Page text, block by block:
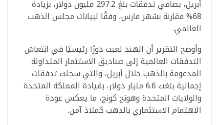
أبريل، بصافي تدفقات بلغ 297.2 مليون دولار، بزيادة
68% مقارنة بشهر مارس، وفقًا لبيانات مجلس الذهب
العالمي.
وأوضح التقرير أن الهند لعبت دورًا رئيسيًا في انتعاش
التدفقات العالمية إلى صناديق الاستثمار المتداولة
المدعومة بالذهب خلال أبريل، والتي سجلت تدفقات
إجمالية بلغت 6.6 مليار دولار، بقيادة المملكة المتحدة
والولايات المتحدة وهونج كونج، ما يعكس عودة
الاهتمام الاستثماري بالذهب كملاذ آمن.